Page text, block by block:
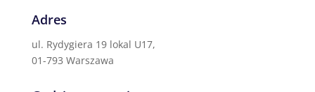
Adres
ul. Rydygiera 19 lokal U17,
01-793 Warszawa